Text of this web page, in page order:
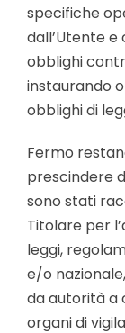
specifiche
dall’Utente
obblighi
instaurando
obblighi di
Fermo
prescindere
sono stati
Titolare per
leggi,
e/o
da autorità a
organi di